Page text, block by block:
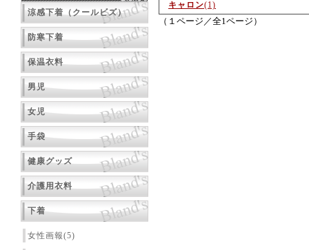
涼感下着（クールビズ）
防寒下着
保温衣料
男児
女児
手袋
健康グッズ
介護用衣料
下着
女性画報(5)
キャロン(1)
（１ページ／全1ページ）